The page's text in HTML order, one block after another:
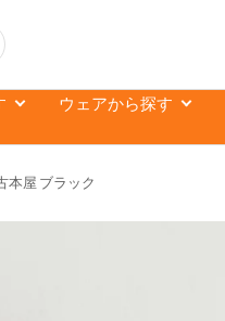
ウェアから探す
本屋 ブラック